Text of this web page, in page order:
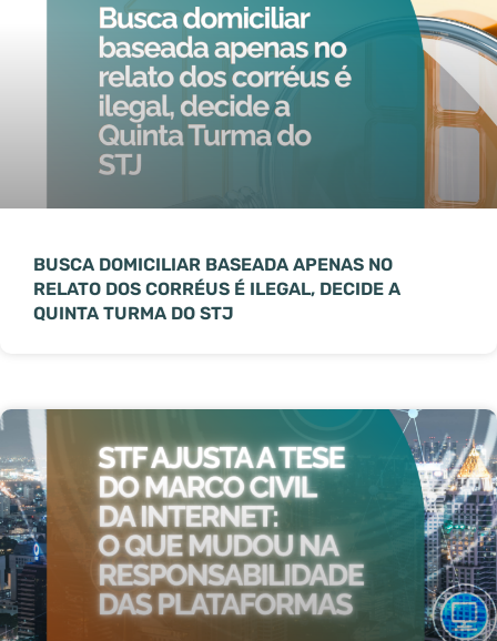
BUSCA DOMICILIAR BASEADA APENAS NO
RELATO DOS CORRÉUS É ILEGAL, DECIDE A
QUINTA TURMA DO STJ